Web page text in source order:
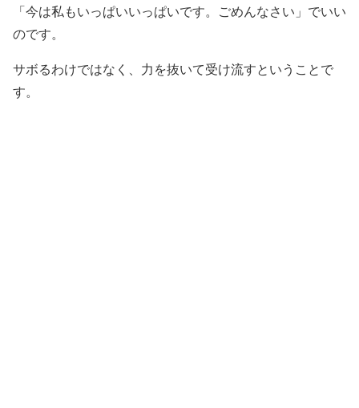
「今は私もいっぱいいっぱいです。ごめんなさい」でいい
のです。
サボるわけではなく、力を抜いて受け流すということで
す。